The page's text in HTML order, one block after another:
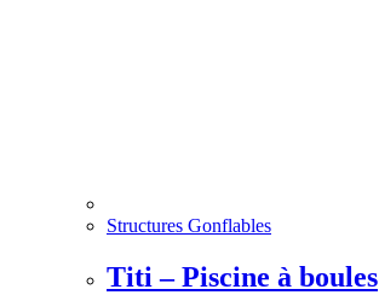
Structures Gonflables
Titi – Piscine à boules